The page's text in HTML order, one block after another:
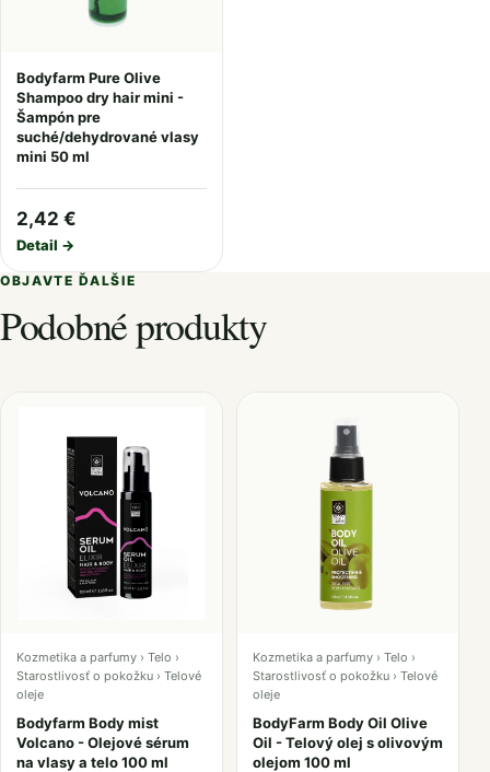
Bodyfarm Pure Olive
Shampoo dry hair mini -
Šampón pre
suché/dehydrované vlasy
mini 50 ml
2,42 €
Detail →
OBJAVTE ĎALŠIE
Podobné produkty
Kozmetika a parfumy › Telo ›
Starostlivosť o pokožku › Telové
oleje
Bodyfarm Body mist
Volcano - Olejové sérum
na vlasy a telo 100 ml
Kozmetika a parfumy › Telo ›
Starostlivosť o pokožku › Telové
oleje
BodyFarm Body Oil Olive
Oil - Telový olej s olivovým
olejom 100 ml